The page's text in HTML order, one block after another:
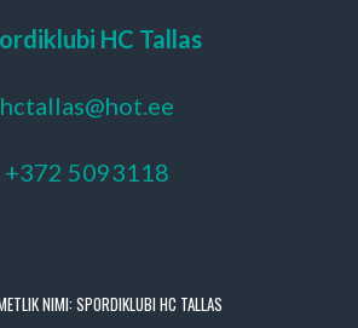
HC Tallas
hctallas@hot.ee
+372 5093118
NIMI: SPORDIKLUBI HC TALLAS